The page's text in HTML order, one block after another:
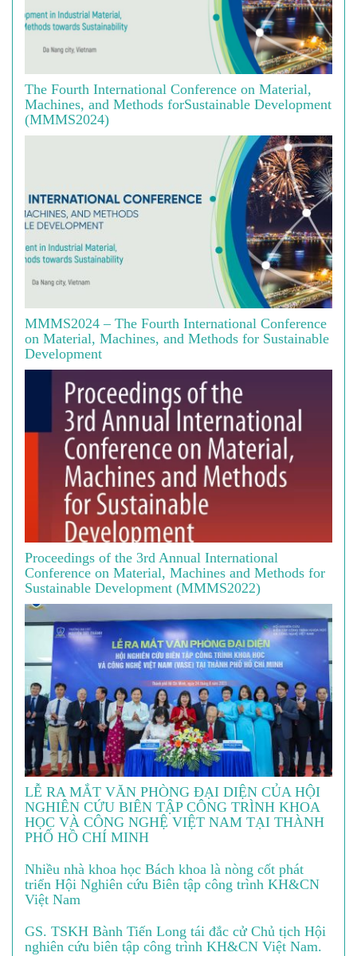
The Fourth International Conference on Material,
Machines, and Methods forSustainable Development
(MMMS2024)
MMMS2024 – The Fourth International Conference
on Material, Machines, and Methods for Sustainable
Development
Proceedings of the 3rd Annual International
Conference on Material, Machines and Methods for
Sustainable Development (MMMS2022)
LỄ RA MẮT VĂN PHÒNG ĐẠI DIỆN CỦA HỘI
NGHIÊN CỨU BIÊN TẬP CÔNG TRÌNH KHOA
HỌC VÀ CÔNG NGHỆ VIỆT NAM TẠI THÀNH
PHỐ HỒ CHÍ MINH
Nhiều nhà khoa học Bách khoa là nòng cốt phát
triển Hội Nghiên cứu Biên tập công trình KH&CN
Việt Nam
GS. TSKH Bành Tiến Long tái đắc cử Chủ tịch Hội
nghiên cứu biên tập công trình KH&CN Việt Nam.